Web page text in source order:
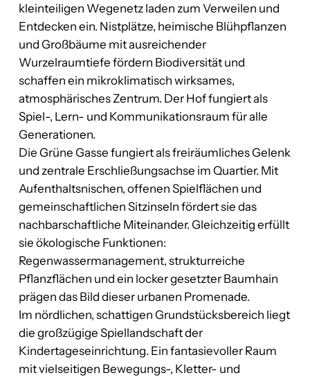
kleinteiligen Wegenetz laden zum Verweilen und
Entdecken ein. Nistplätze, heimische Blühpflanzen
und Großbäume mit ausreichender
Wurzelraumtiefe fördern Biodiversität und
schaffen ein mikroklimatisch wirksames,
atmosphärisches Zentrum. Der Hof fungiert als
Spiel-, Lern- und Kommunikationsraum für alle
Generationen.
Die Grüne Gasse fungiert als freiräumliches Gelenk
und zentrale Erschließungsachse im Quartier. Mit
Aufenthaltsnischen, offenen Spielflächen und
gemeinschaftlichen Sitzinseln fördert sie das
nachbarschaftliche Miteinander. Gleichzeitig erfüllt
sie ökologische Funktionen:
Regenwassermanagement, strukturreiche
Pflanzflächen und ein locker gesetzter Baumhain
prägen das Bild dieser urbanen Promenade.
Im nördlichen, schattigen Grundstücksbereich liegt
die großzügige Spiellandschaft der
Kindertageseinrichtung. Ein fantasievoller Raum
mit vielseitigen Bewegungs-, Kletter- und